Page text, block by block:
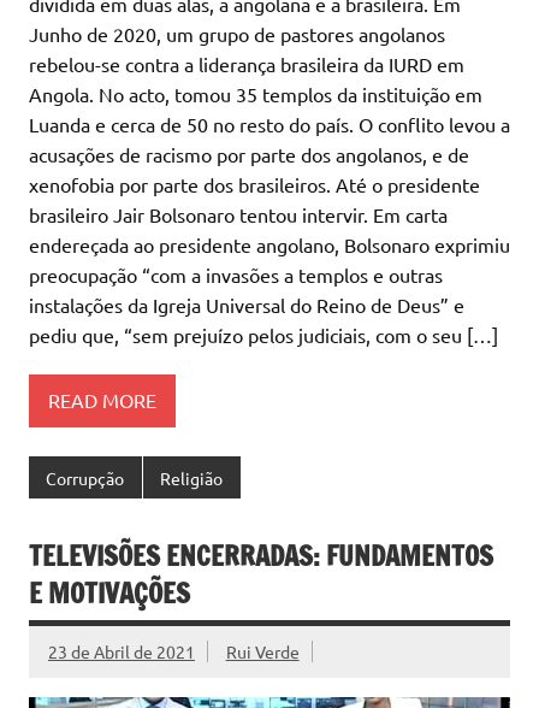
Junho de 2020, um grupo de pastores angolanos
rebelou-se contra a liderança brasileira da IURD em
Angola. No acto, tomou 35 templos da instituição em
Luanda e cerca de 50 no resto do país. O conflito levou a
acusações de racismo por parte dos angolanos, e de
xenofobia por parte dos brasileiros. Até o presidente
brasileiro Jair Bolsonaro tentou intervir. Em carta
endereçada ao presidente angolano, Bolsonaro exprimiu
preocupação “com a invasões a templos e outras
instalações da Igreja Universal do Reino de Deus” e
pediu que, “sem prejuízo pelos judiciais, com o seu […]
READ MORE
Corrupção Religião
TELEVISÕES ENCERRADAS: FUNDAMENTOS
E MOTIVAÇÕES
23 de Abril de 2021 Rui Verde